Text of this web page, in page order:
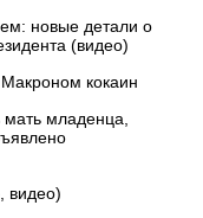
новые детали о
(видео)
кокаин
младенца,
видео)